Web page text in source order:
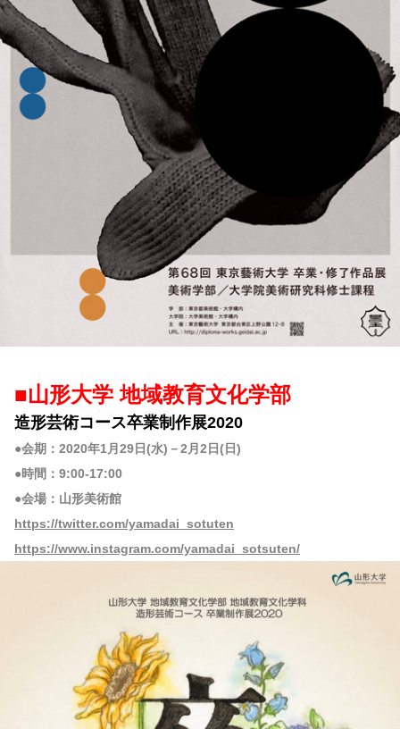
■山形大学 地域教育文化学部
造形芸術コース卒業制作展2020
●会期：2020年1月29日(水)－2月2日(日)
●時間：9:00-17:00
●会場：山形美術館
https://twitter.com/yamadai_sotuten
https://www.instagram.com/yamadai_sotsuten/